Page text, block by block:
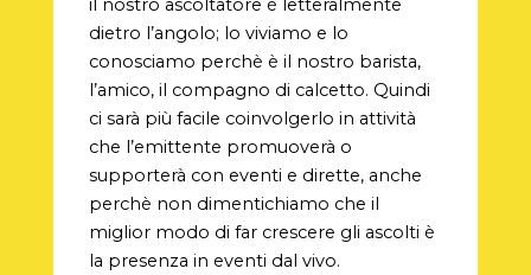
il nostro ascoltatore è letteralmente
dietro l’angolo; lo viviamo e lo
conosciamo perchè è il nostro barista,
l’amico, il compagno di calcetto. Quindi
ci sarà più facile coinvolgerlo in attività
che l’emittente promuoverà o
supporterà con eventi e dirette, anche
perchè non dimentichiamo che il
miglior modo di far crescere gli ascolti è
la presenza in eventi dal vivo.